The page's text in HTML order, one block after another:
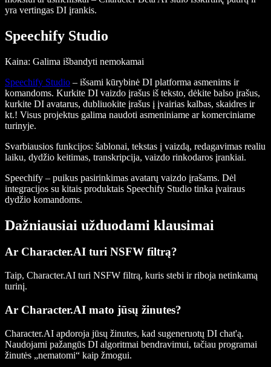
yra vertingas DI įrankis.
Speechify Studio
Kaina: Galima išbandyti nemokamai
Speechify Studio – išsami kūrybinė DI platforma asmenims ir
komandoms. Kurkite DI vaizdo įrašus iš teksto, dėkite balso įrašus,
kurkite DI avatarus, dubliuokite įrašus į įvairias kalbas, skaidres ir
kt.! Visus projektus galima naudoti asmeniniame ar komerciniame
turinyje.
Svarbiausios funkcijos: šablonai, tekstas į vaizdą, redagavimas realiu
laiku, dydžio keitimas, transkripcija, vaizdo rinkodaros įrankiai.
Speechify – puikus pasirinkimas avatarų vaizdo įrašams. Dėl
integracijos su kitais produktais Speechify Studio tinka įvairaus
dydžio komandoms.
Dažniausiai užduodami klausimai
Ar Character.AI turi NSFW filtrą?
Taip, Character.AI turi NSFW filtrą, kuris stebi ir riboja netinkamą
turinį.
Ar Character.AI mato jūsų žinutes?
Character.AI apdoroja jūsų žinutes, kad sugeneruotų DI chat'ą.
Naudojami pažangūs DI algoritmai bendravimui, tačiau programai
žinutės „nematomi“ kaip žmogui.